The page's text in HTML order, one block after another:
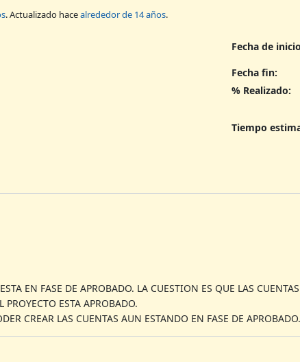
. Actualizado hacealrededor de 14 años.
Fecha de
Fecha fin:
% Realizado:
Tiempo
EN FASE DE APROBADO. LA CUESTION ES QUE LAS
PROYECTO ESTA APROBADO.
CREAR LAS CUENTAS AUN ESTANDO EN FASE DE APROBADO.